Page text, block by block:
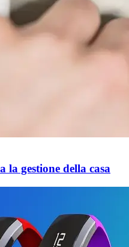
la gestione della casa